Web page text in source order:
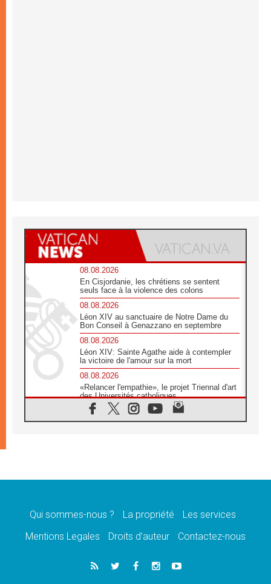
08.08.2026
En Cisjordanie, les chrétiens se sentent
seuls face à la violence des colons
08.08.2026
Léon XIV au sanctuaire de Notre Dame du
Bon Conseil à Genazzano en septembre
08.08.2026
Léon XIV: Sainte Agathe aide à contempler
la victoire de l'amour sur la mort
08.08.2026
«Relancer l'empathie», le projet Triennal d'art
des Universités catholiques
08.08.2026
Signis 2026, donner la parole aux religieuses
07.08.2026
07.08.2026
de l'Assomption et mémoire nationale
«La paix commence par l'empathie» estime
le cardinal Parolin
Qui sommes-nous ? La propriété
Les services
Mentions Legales
Droits d’auteur Contactez-nous